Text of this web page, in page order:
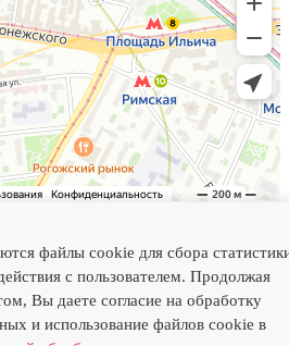
Бахтияров Камиль
файлы cookie для сбора
с пользователем. Продолжая
Вы даете согласие на обработку
и использование файлов cookie в